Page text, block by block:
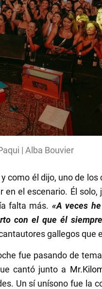
| Alba Bouvier
como él dijo, uno de
el escenario. Él
falta más. «A veces
con el que él
gallegos que
fue pasando de
cantó junto a
Un sí unísono fue la